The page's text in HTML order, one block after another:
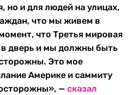
но и для людей на улицах,
что мы живем в
что Третья мировая
в дверь и мы должны быть
Это мое
Америке и саммиту
— сказал